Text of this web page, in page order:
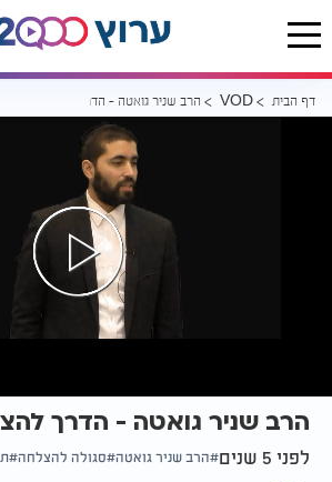
דף הבית VOD הרב שניר גואטה - הדרך להצלחה
הרב שניר גואטה - הדרך
לפני 5 שנים הרב שניר גואטה סגולה להצלחה